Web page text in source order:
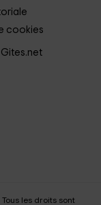
cookies
les droits sont